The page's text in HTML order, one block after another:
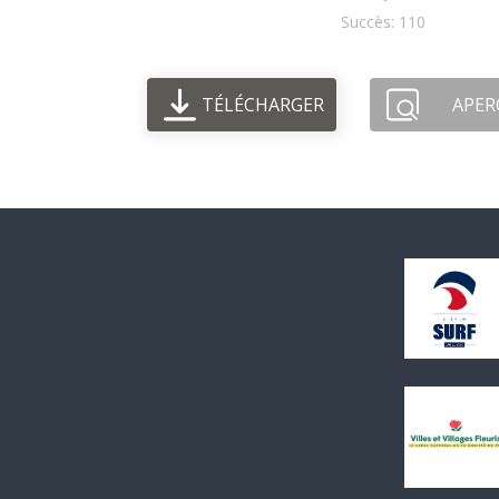
Succès: 110
TÉLÉCHARGER